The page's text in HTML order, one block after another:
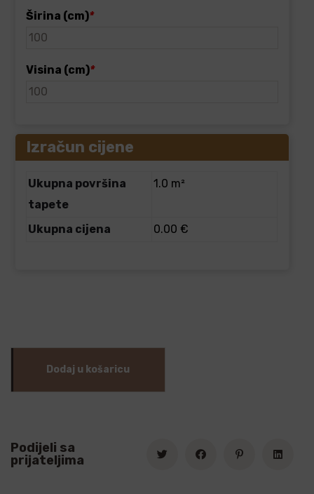
Širina (cm)*
Visina (cm)*
Izračun cijene
Ukupna površina
tapete
1.0 m²
Ukupna cijena 0.00 €
Dodaj u košaricu
Podijeli sa
prijateljima